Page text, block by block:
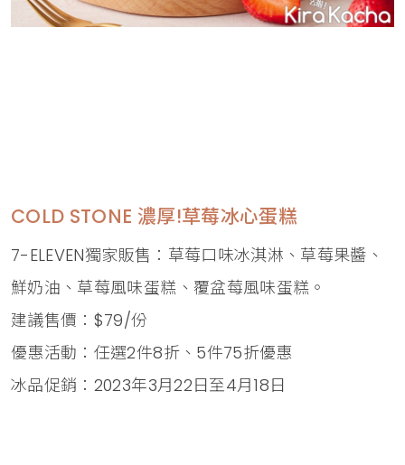
COLD STONE 濃厚!草莓冰心蛋糕
7-ELEVEN獨家販售：草莓口味冰淇淋、草莓果醬、
鮮奶油、草莓風味蛋糕、覆盆莓風味蛋糕。
建議售價：$79/份
優惠活動：任選2件8折、5件75折優惠
冰品促銷：2023年3月22日至4月18日